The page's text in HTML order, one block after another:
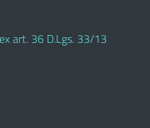
art. 36 D.Lgs. 33/13